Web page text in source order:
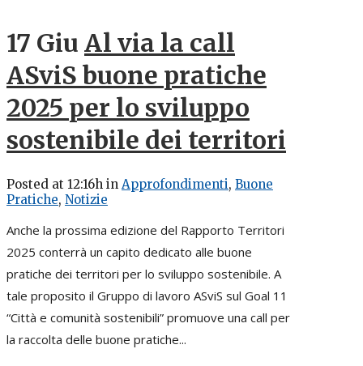
17 Giu Al via la call
ASviS buone pratiche
2025 per lo sviluppo
sostenibile dei territori
Posted at 12:16h in Approfondimenti, Buone
Pratiche, Notizie
Anche la prossima edizione del Rapporto Territori
2025 conterrà un capito dedicato alle buone
pratiche dei territori per lo sviluppo sostenibile. A
tale proposito il Gruppo di lavoro ASviS sul Goal 11
“Città e comunità sostenibili” promuove una call per
la raccolta delle buone pratiche...